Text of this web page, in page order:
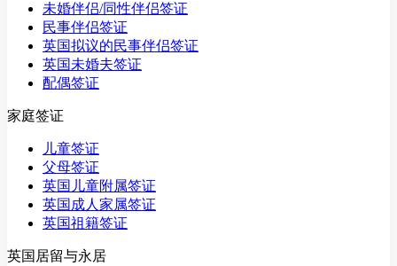
未婚伴侣/同性伴侣签证
民事伴侣签证
英国拟议的民事伴侣签证
英国未婚夫签证
配偶签证
家庭签证
儿童签证
父母签证
英国儿童附属签证
英国成人家属签证
英国祖籍签证
英国居留与永居